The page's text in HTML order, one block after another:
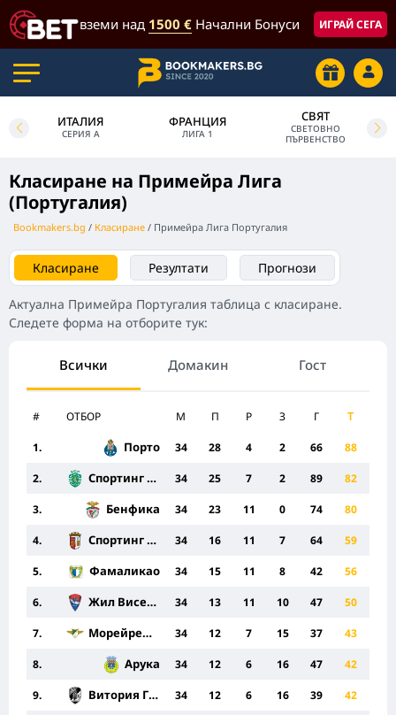
вземи над 1500 € Начални Бонуси ИГРАЙ СЕГА
ИТАЛИЯ
СЕРИЯ А
ФРАНЦИЯ
ЛИГА 1
СВЯТ
СВЕТОВНО
ПЪРВЕНСТВО
Класиране на Примейра Лига
(Португалия)
Bookmakers.bg Класиране Примейра Лига Португалия
Класиране Резултати Прогнози
Актуална Примейра Португалия таблица с класиране.
Следете форма на отборите тук:
Всички Домакин Гост
# ОТБОР M П Р З Г Т
1. Порто 34 28 4 2 66 88
2. Спортинг Лисабон 34 25 7 2 89 82
3. Бенфика 34 23 11 0 74 80
4. Спортинг Брага 34 16 11 7 64 59
5. Фамаликао 34 15 11 8 42 56
6. Жил Висенте 34 13 11 10 47 50
7. Морейренсе 34 12 7 15 37 43
8. Арука 34 12 6 16 47 42
9. Витория Гимараеш 34 12 6 16 39 42